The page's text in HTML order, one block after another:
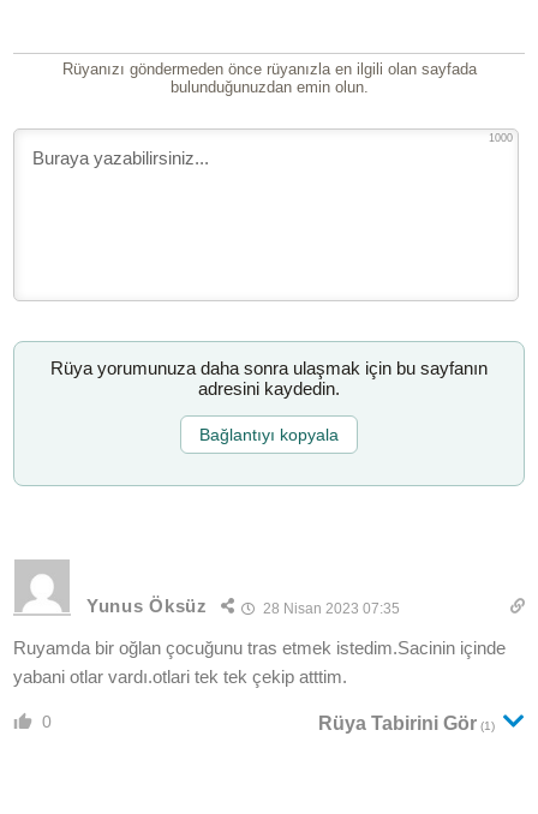
Rüyanızı göndermeden önce rüyanızla en ilgili olan sayfada
bulunduğunuzdan emin olun.
1000
Rüya yorumunuza daha sonra ulaşmak için bu sayfanın
adresini kaydedin.
Bağlantıyı kopyala
Yunus Öksüz 28 Nisan 2023 07:35
Ruyamda bir oğlan çocuğunu tras etmek istedim.Sacinin içinde
yabani otlar vardı.otlari tek tek çekip atttim.
0 Rüya Tabirini Gör (1)